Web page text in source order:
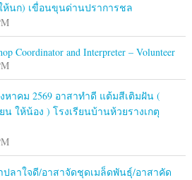
ห้นก) เขื่อนขุนด่านปราการชล
Coordinator and Interpreter – Volunteer
หาคม 2569 อาสาทำดี แต้มสีเติมฝัน (
ให้น้อง ) โรงเรียนบ้านห้วยรางเกตุ
ลาใจดี/อาสาจัดชุดเมล็ดพันธุ์/อาสาคัด